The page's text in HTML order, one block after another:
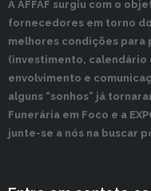
A AFFAF surgiu com o
fornecedores em torno
melhores condições
(investimento, calendário
envolvimento e
alguns “sonhos” já
Funerária em Foco e a
junte-se a nós na buscar